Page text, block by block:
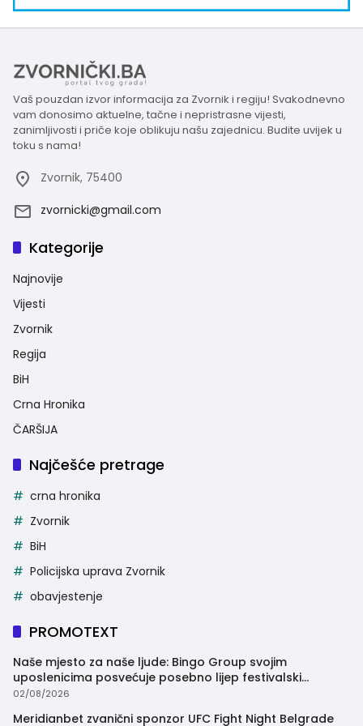
Vaš pouzdan izvor informacija za Zvornik i regiju! Svakodnevno
vam donosimo aktuelne, tačne i nepristrasne vijesti,
zanimljivosti i priče koje oblikuju našu zajednicu. Budite uvijek u
toku s nama!
Zvornik, 75400
zvornicki@gmail.com
Kategorije
Najnovije
Vijesti
Zvornik
Regija
BiH
Crna Hronika
ČARŠIJA
Najčešće pretrage
crna hronika
Zvornik
BiH
Policijska uprava Zvornik
obavjestenje
PROMOTEXT
Naše mjesto za naše ljude: Bingo Group svojim
uposlenicima posvećuje posebno lijep festivalski
trenutak
02/08/2026
Meridianbet zvanični sponzor UFC Fight Night Belgrade